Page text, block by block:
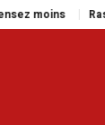
Rassemblement